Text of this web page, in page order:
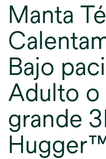
Manta
Bajo
Adulto
grande